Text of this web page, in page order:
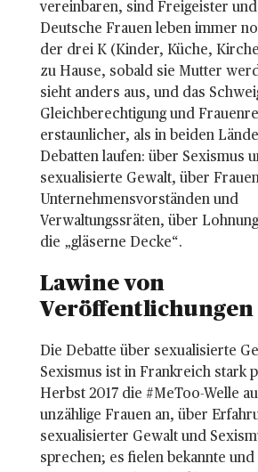
vereinbaren, sind Freigeister und
Deutsche Frauen leben immer
der drei K (Kinder, Küche,
zu Hause, sobald sie Mutter
sieht anders aus, und das
Gleichberechtigung und
erstaunlicher, als in beiden
Debatten laufen: über Sexismus
sexualisierte Gewalt, über
Unternehmensvorständen und
Verwaltungssräten, über
die „gläserne Decke“.
Lawine von
Veröffentlichungen
Die Debatte über sexualisierte
Sexismus ist in Frankreich stark
Herbst 2017 die #MeToo-Welle
unzählige Frauen an, über
sexualisierter Gewalt und
sprechen; es fielen bekannte und